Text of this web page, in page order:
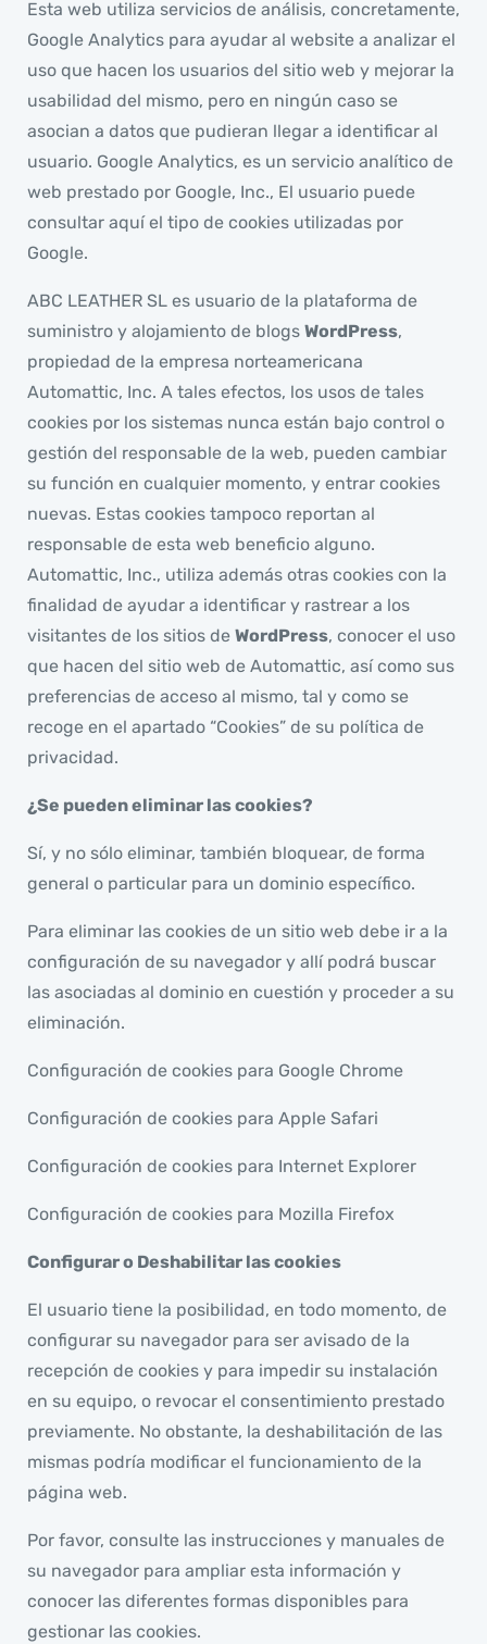
Esta web utiliza servicios de análisis, concretamente,
Google Analytics para ayudar al website a analizar el
uso que hacen los usuarios del sitio web y mejorar la
usabilidad del mismo, pero en ningún caso se
asocian a datos que pudieran llegar a identificar al
usuario. Google Analytics, es un servicio analítico de
web prestado por Google, Inc., El usuario puede
consultar aquíel tipo de cookies utilizadas por
Google.
ABC LEATHER SL es usuario de la plataforma de
suministro y alojamiento de blogs WordPress,
propiedad de la empresa norteamericana
Automattic, Inc. A tales efectos, los usos de tales
cookies por los sistemas nunca están bajo control o
gestión del responsable de la web, pueden cambiar
su función en cualquier momento, y entrar cookies
nuevas. Estas cookies tampoco reportan al
responsable de esta web beneficio alguno.
Automattic, Inc., utiliza además otras cookies con la
finalidad de ayudar a identificar y rastrear a los
visitantes de los sitios de WordPress, conocer el uso
que hacen del sitio web de Automattic, así como sus
preferencias de acceso al mismo, tal y como se
recoge en el apartado “Cookies” de su política de
privacidad.
¿Se pueden eliminar las cookies?
Sí, y no sólo eliminar, también bloquear, de forma
general o particular para un dominio específico.
Para eliminar las cookies de un sitio web debe ir a la
configuración de su navegador y allí podrá buscar
las asociadas al dominio en cuestión y proceder a su
eliminación.
Configuración de cookies para Google Chrome
Configuración de cookies para Apple Safari
Configuración de cookies para Internet Explorer
Configuración de cookies para Mozilla Firefox
Configurar o Deshabilitar las cookies
El usuario tiene la posibilidad, en todo momento, de
configurar su navegador para ser avisado de la
recepción de cookies y para impedir su instalación
en su equipo, o revocar el consentimiento prestado
previamente. No obstante, la deshabilitación de las
mismas podría modificar el funcionamiento de la
página web.
Por favor, consulte las instrucciones y manuales de
su navegador para ampliar esta información y
conocer las diferentes formas disponibles para
gestionar las cookies.